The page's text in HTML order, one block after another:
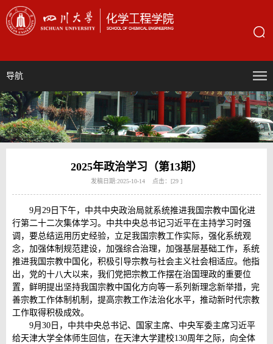
导航
2025年政治学习（第13期）
发稿日期:2025-10-14 点击：[29 ]
9月29日下午，中共中央政治局就系统推进我国宗教中国化进
行第二十二次集体学习。中共中央总书记习近平在主持学习时强
调，要总结运用历史经验，立足我国宗教工作实际，强化系统观
念，加强体制规范建设，加强综合治理，加强基层基础工作，系统
推进我国宗教中国化，积极引导宗教与社会主义社会相适应。他指
出，党的十八大以来，我们党把宗教工作摆在治国理政的重要位
置，鲜明提出坚持我国宗教中国化方向等一系列新理念新举措，完
善宗教工作体制机制，提高宗教工作法治化水平，推动新时代宗教
工作取得积极成效。
9月30日，中共中央总书记、国家主席、中央军委主席习近平
给天津大学全体师生回信，在天津大学建校130周年之际，向全体